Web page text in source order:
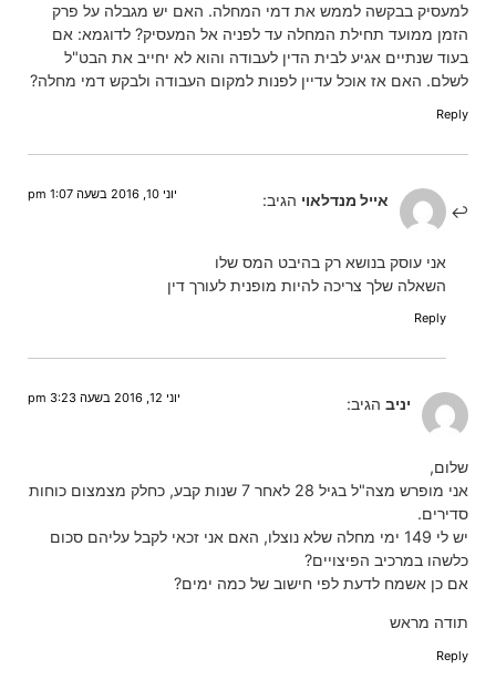
למעסיק בבקשה לממש את דמי המחלה. האם יש מגבלה על פרק
הזמן ממועד תחילת המחלה עד לפניה אל המעסיק? לדוגמא: אם
בעוד שנתיים אגיע לבית הדין לעבודה והוא לא יחייב את הבט"ל
לשלם. האם אז אוכל עדיין לפנות למקום העבודה ולבקש דמי מחלה?
Reply
אייל מנדלאוי הגיב: יוני 10, 2016 בשעה 1:07 pm
אני עוסק בנושא רק בהיבט המס שלו
השאלה שלך צריכה להיות מופנית לעורך דין
Reply
יניב הגיב: יוני 12, 2016 בשעה 3:23 pm
שלום,
אני מופרש מצה"ל בגיל 28 לאחר 7 שנות קבע, כחלק מצמצום כוחות
סדירים.
יש לי 149 ימי מחלה שלא נוצלו, האם אני זכאי לקבל עליהם סכום
כלשהו במרכיב הפיצויים?
אם כן אשמח לדעת לפי חישוב של כמה ימים?
תודה מראש
Reply